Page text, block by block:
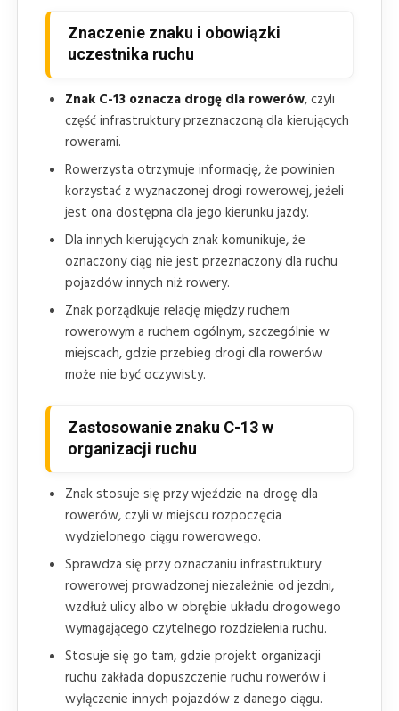
Znaczenie znaku i obowiązki
uczestnika ruchu
Znak C-13 oznacza drogę dla rowerów, czyli
część infrastruktury przeznaczoną dla kierujących
rowerami.
Rowerzysta otrzymuje informację, że powinien
korzystać z wyznaczonej drogi rowerowej, jeżeli
jest ona dostępna dla jego kierunku jazdy.
Dla innych kierujących znak komunikuje, że
oznaczony ciąg nie jest przeznaczony dla ruchu
pojazdów innych niż rowery.
Znak porządkuje relację między ruchem
rowerowym a ruchem ogólnym, szczególnie w
miejscach, gdzie przebieg drogi dla rowerów
może nie być oczywisty.
Zastosowanie znaku C-13 w
organizacji ruchu
Znak stosuje się przy wjeździe na drogę dla
rowerów, czyli w miejscu rozpoczęcia
wydzielonego ciągu rowerowego.
Sprawdza się przy oznaczaniu infrastruktury
rowerowej prowadzonej niezależnie od jezdni,
wzdłuż ulicy albo w obrębie układu drogowego
wymagającego czytelnego rozdzielenia ruchu.
Stosuje się go tam, gdzie projekt organizacji
ruchu zakłada dopuszczenie ruchu rowerów i
wyłączenie innych pojazdów z danego ciągu.